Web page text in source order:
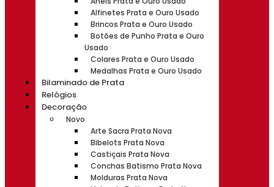
Alfinetes Prata e Ouro Usado
Brincos Prata e Ouro Usado
Botões de Punho Prata e Ouro
Usado
Colares Prata e Ouro Usado
Medalhas Prata e Ouro Usado
Bilaminado de Prata
Relógios
Decoração
Novo
Arte Sacra Prata Nova
Bibelots Prata Nova
Castiçais Prata Nova
Conchas Batismo Prata Nova
Molduras Prata Nova